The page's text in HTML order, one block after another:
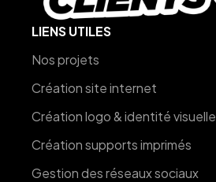
LIENS UTILES
Nos projets
Création site internet
Création logo & identité visuelle
Création supports imprimés
Gestion des réseaux sociaux